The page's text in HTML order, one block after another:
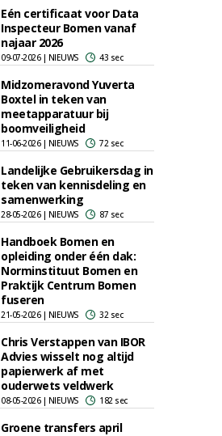
Eén certificaat voor Data
Inspecteur Bomen vanaf
najaar 2026
09-07-2026 | NIEUWS 43 sec
Midzomeravond Yuverta
Boxtel in teken van
meetapparatuur bij
boomveiligheid
11-06-2026 | NIEUWS 72 sec
Landelijke Gebruikersdag in
teken van kennisdeling en
samenwerking
28-05-2026 | NIEUWS 87 sec
Handboek Bomen en
opleiding onder één dak:
Norminstituut Bomen en
Praktijk Centrum Bomen
fuseren
21-05-2026 | NIEUWS 32 sec
Chris Verstappen van IBOR
Advies wisselt nog altijd
papierwerk af met
ouderwets veldwerk
08-05-2026 | NIEUWS 182 sec
Groene transfers april